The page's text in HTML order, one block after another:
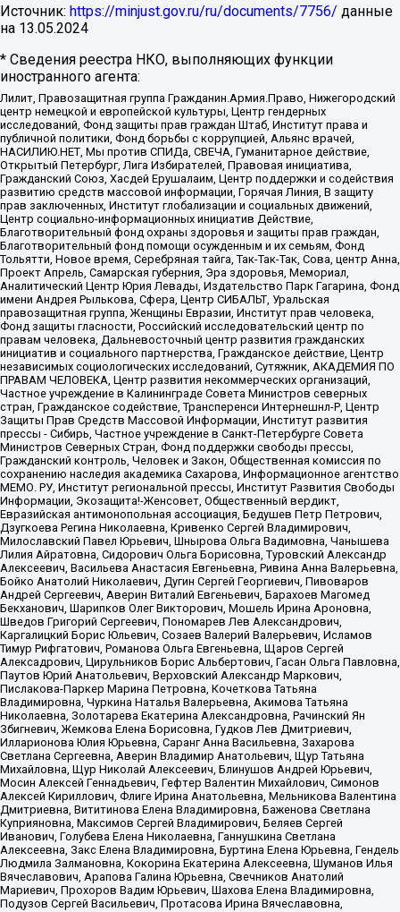
Источник: https://minjust.gov.ru/ru/documents/7756/ данные
на 13.05.2024
* Сведения реестра НКО, выполняющих функции
иностранного агента:
Лилит, Правозащитная группа Гражданин.Армия.Право, Нижегородский
центр немецкой и европейской культуры, Центр гендерных
исследований, Фонд защиты прав граждан Штаб, Институт права и
публичной политики, Фонд борьбы с коррупцией, Альянс врачей,
НАСИЛИЮ.НЕТ, Мы против СПИДа, СВЕЧА, Гуманитарное действие,
Открытый Петербург, Лига Избирателей, Правовая инициатива,
Гражданский Союз, Хасдей Ерушалаим, Центр поддержки и содействия
развитию средств массовой информации, Горячая Линия, В защиту
прав заключенных, Институт глобализации и социальных движений,
Центр социально-информационных инициатив Действие,
Благотворительный фонд охраны здоровья и защиты прав граждан,
Благотворительный фонд помощи осужденным и их семьям, Фонд
Тольятти, Новое время, Серебряная тайга, Так-Так-Так, Сова, центр Анна,
Проект Апрель, Самарская губерния, Эра здоровья, Мемориал,
Аналитический Центр Юрия Левады, Издательство Парк Гагарина, Фонд
имени Андрея Рылькова, Сфера, Центр СИБАЛЬТ, Уральская
правозащитная группа, Женщины Евразии, Институт прав человека,
Фонд защиты гласности, Российский исследовательский центр по
правам человека, Дальневосточный центр развития гражданских
инициатив и социального партнерства, Гражданское действие, Центр
независимых социологических исследований, Сутяжник, АКАДЕМИЯ ПО
ПРАВАМ ЧЕЛОВЕКА, Центр развития некоммерческих организаций,
Частное учреждение в Калининграде Совета Министров северных
стран, Гражданское содействие, Трансперенси Интернешнл-Р, Центр
Защиты Прав Средств Массовой Информации, Институт развития
прессы - Сибирь, Частное учреждение в Санкт-Петербурге Совета
Министров Северных Стран, Фонд поддержки свободы прессы,
Гражданский контроль, Человек и Закон, Общественная комиссия по
сохранению наследия академика Сахарова, Информационное агентство
МЕМО. РУ, Институт региональной прессы, Институт Развития Свободы
Информации, Экозащита!-Женсовет, Общественный вердикт,
Евразийская антимонопольная ассоциация, Бедушев Петр Петрович,
Дзугкоева Регина Николаевна, Кривенко Сергей Владимирович,
Милославский Павел Юрьевич, Шнырова Ольга Вадимовна, Чанышева
Лилия Айратовна, Сидорович Ольга Борисовна, Туровский Александр
Алексеевич, Васильева Анастасия Евгеньевна, Ривина Анна Валерьевна,
Бойко Анатолий Николаевич, Дугин Сергей Георгиевич, Пивоваров
Андрей Сергеевич, Аверин Виталий Евгеньевич, Барахоев Магомед
Бекханович, Шарипков Олег Викторович, Мошель Ирина Ароновна,
Шведов Григорий Сергеевич, Пономарев Лев Александрович,
Каргалицкий Борис Юльевич, Созаев Валерий Валерьевич, Исламов
Тимур Рифгатович, Романова Ольга Евгеньевна, Щаров Сергей
Алексадрович, Цирульников Борис Альбертович, Гасан Ольга Павловна,
Паутов Юрий Анатольевич, Верховский Александр Маркович,
Пислакова-Паркер Марина Петровна, Кочеткова Татьяна
Владимировна, Чуркина Наталья Валерьевна, Акимова Татьяна
Николаевна, Золотарева Екатерина Александровна, Рачинский Ян
Збигневич, Жемкова Елена Борисовна, Гудков Лев Дмитриевич,
Илларионова Юлия Юрьевна, Саранг Анна Васильевна, Захарова
Светлана Сергеевна, Аверин Владимир Анатольевич, Щур Татьяна
Михайловна, Щур Николай Алексеевич, Блинушов Андрей Юрьевич,
Мосин Алексей Геннадьевич, Гефтер Валентин Михайлович, Симонов
Алексей Кириллович, Флиге Ирина Анатольевна, Мельникова Валентина
Дмитриевна, Вититинова Елена Владимировна, Баженова Светлана
Куприяновна, Максимов Сергей Владимирович, Беляев Сергей
Иванович, Голубева Елена Николаевна, Ганнушкина Светлана
Алексеевна, Закс Елена Владимировна, Буртина Елена Юрьевна, Гендель
Людмила Залмановна, Кокорина Екатерина Алексеевна, Шуманов Илья
Вячеславович, Арапова Галина Юрьевна, Свечников Анатолий
Мариевич, Прохоров Вадим Юрьевич, Шахова Елена Владимировна,
Подузов Сергей Васильевич, Протасова Ирина Вячеславовна,